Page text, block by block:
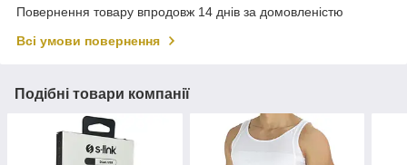
Повернення товару впродовж 14 днів за домовленістю
Всі умови повернення
Подібні товари компанії